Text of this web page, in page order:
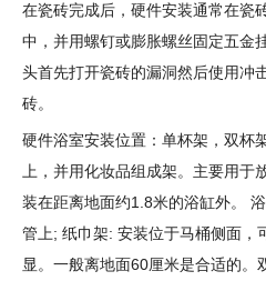
在瓷砖完成后，硬件安装通常在瓷
中，并用螺钉或膨胀螺丝固定五金
头首先打开瓷砖的漏洞然后使用冲
砖。
硬件浴室安装位置：单杯架，双杯
上，并用化妆品组成架。主要用于
装在距离地面约1.8米的浴缸外。
管上; 纸巾架: 安装位于马桶侧面，
显。一般离地面60厘米是合适的。